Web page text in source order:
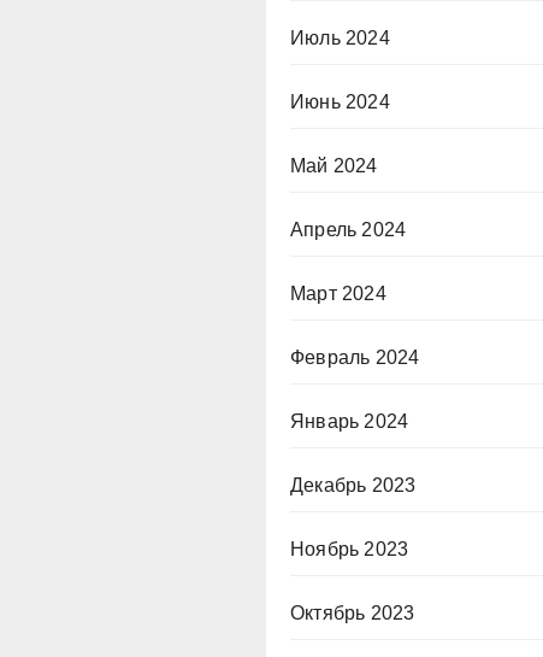
Июль 2024
Июнь 2024
Май 2024
Апрель 2024
Март 2024
Февраль 2024
Январь 2024
Декабрь 2023
Ноябрь 2023
Октябрь 2023